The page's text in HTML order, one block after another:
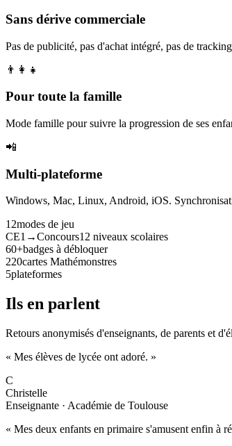
Sans dérive commerciale
Pas de publicité, pas d'achat intégré, pas de
👨‍👩‍👧
Pour toute la famille
Mode famille pour suivre la progression de ses
📲
Multi-plateforme
Windows, Mac, Linux, Android, iOS.
12modes de jeu
CE1→Concours12 niveaux scolaires
60+badges à débloquer
220cartes Mathémonstres
5plateformes
Ils en parlent
Retours anonymisés d'enseignants, de parents et
« Mes élèves de lycée ont adoré. »
C
Christelle
Enseignante · Académie de Toulouse
« Mes deux enfants en primaire s'amusent enfin à